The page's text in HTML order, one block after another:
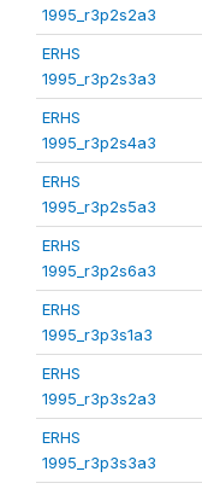
1995_r3p2s2a3
ERHS
1995_r3p2s3a3
ERHS
1995_r3p2s4a3
ERHS
1995_r3p2s5a3
ERHS
1995_r3p2s6a3
ERHS
1995_r3p3s1a3
ERHS
1995_r3p3s2a3
ERHS
1995_r3p3s3a3